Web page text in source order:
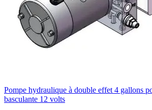
Pompe hydraulique à double effet 4 gallons
basculante 12 volts